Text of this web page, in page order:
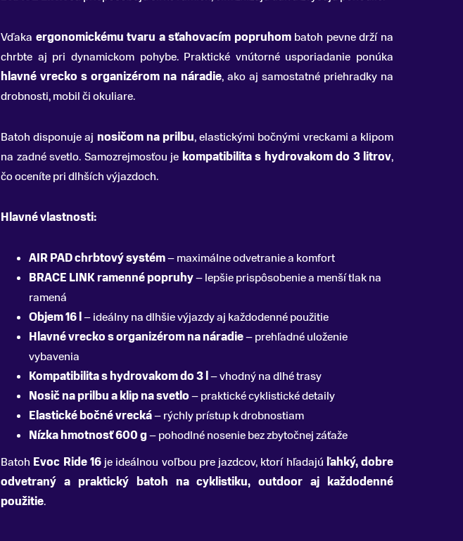
Vďaka ergonomickému tvaru a sťahovacím popruhombatoh pevne drží na
chrbte aj pri dynamickom pohybe. Praktické vnútorné usporiadanie ponúka
hlavné vrecko s organizérom na náradie, ako aj samostatné priehradky na
drobnosti, mobil či okuliare.
Batoh disponuje aj nosičom na prilbu, elastickými bočnými vreckami a klipom
na zadné svetlo. Samozrejmosťou je kompatibilita s hydrovakom do 3 litrov,
čo oceníte pri dlhších výjazdoch.
Hlavné vlastnosti:
AIR PAD chrbtový systém– maximálne odvetranie a komfort
BRACE LINK ramenné popruhy– lepšie prispôsobenie a menší tlak na
ramená
Objem 16 l– ideálny na dlhšie výjazdy aj každodenné použitie
Hlavné vrecko s organizérom na náradie– prehľadné uloženie
vybavenia
Kompatibilita s hydrovakom do 3 l– vhodný na dlhé trasy
Nosič na prilbu a klip na svetlo– praktické cyklistické detaily
Elastické bočné vrecká– rýchly prístup k drobnostiam
Nízka hmotnosť 600 g– pohodlné nosenie bez zbytočnej záťaže
Batoh Evoc Ride 16je ideálnou voľbou pre jazdcov, ktorí hľadajú ľahký, dobre
odvetraný a praktický batoh na cyklistiku, outdoor aj každodenné
použitie.